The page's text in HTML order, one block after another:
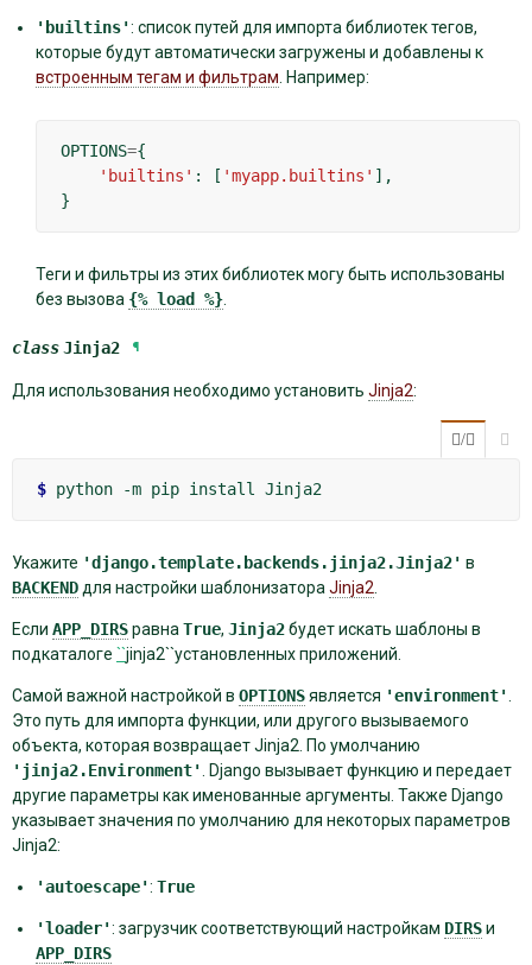
'builtins': список путей для импорта библиотек тегов,
которые будут автоматически загружены и добавлены к
встроенным тегам и фильтрам. Например:
OPTIONS={
'builtins' : [ 'myapp.builtins' ],
}
Теги и фильтры из этих библиотек могу быть использованы
без вызова {% load %}.
classJinja2 ¶
Для использования необходимо установить Jinja2:
/ 
$ python -m pip install
Укажите 'django.template.backends.jinja2.Jinja2' в
BACKENDдля настройки шаблонизатораJinja2.
Если APP_DIRSравнаTrue, Jinja2будет искать шаблоны в
подкаталоге ``jinja2``установленных приложений.
Самой важной настройкой в OPTIONSявляется 'environment'.
Это путь для импорта функции, или другого вызываемого
объекта, которая возвращает Jinja2. По умолчанию
'jinja2.Environment'. Django вызывает функцию и передает
другие параметры как именованные аргументы. Также Django
указывает значения по умолчанию для некоторых параметров
Jinja2:
'autoescape': True
'loader': загрузчик соответствующий настройкам DIRSи
APP_DIRS